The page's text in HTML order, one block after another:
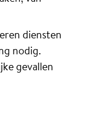
diensten
nodig.
gevallen